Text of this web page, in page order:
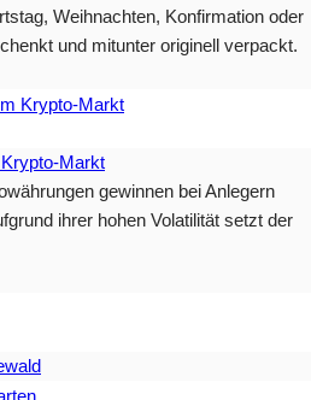
Weihnachten, Konfirmation oder
und mitunter originell verpackt.
Markt
gewinnen bei Anlegern
ihrer hohen Volatilität setzt der